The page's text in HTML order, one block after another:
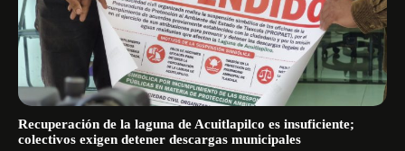
Recuperación de la laguna de Acuitlapilco es insuficiente;
colectivos exigen detener descargas municipales